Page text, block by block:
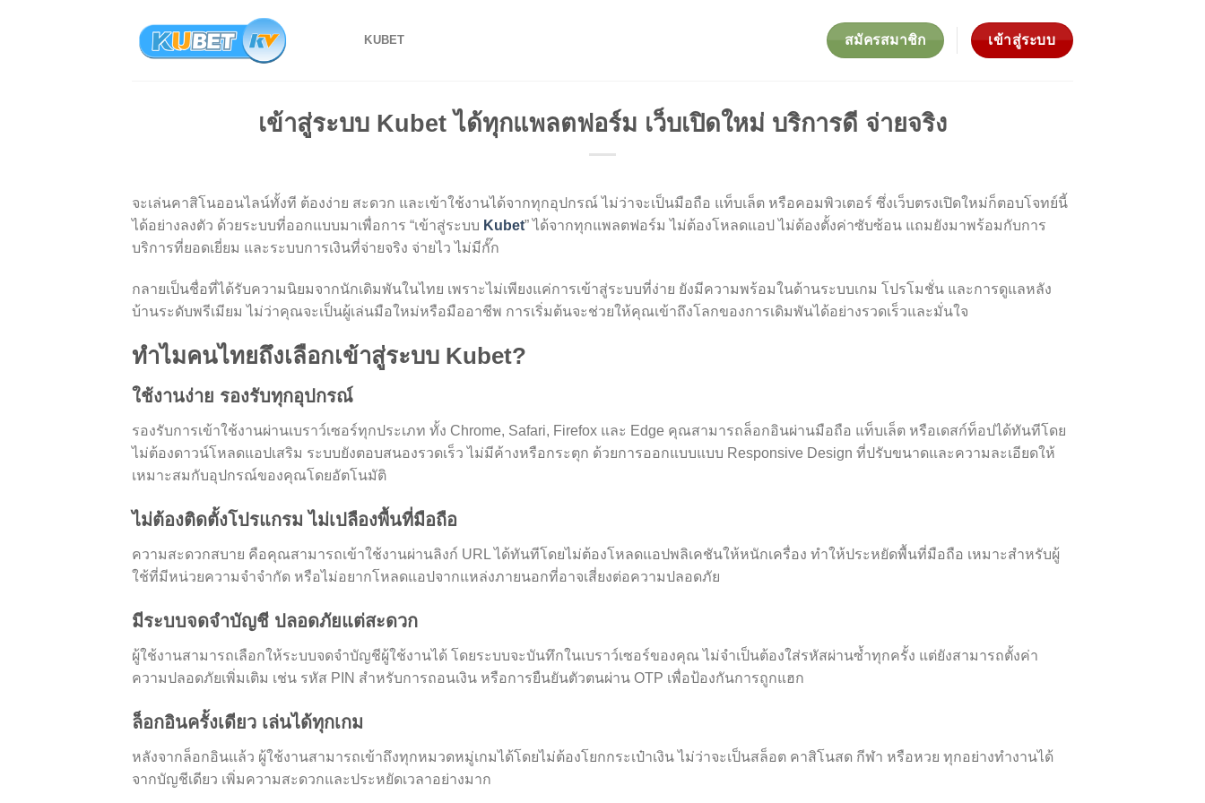
KUBET สมัครสมาชิก เข้าสู่ระบบ
เข้าสู่ระบบ Kubet ได้ทุกแพลตฟอร์ม เว็บเปิดใหม่ บริการดี จ่ายจริง
จะเล่นคาสิโนออนไลน์ทั้งที ต้องง่าย สะดวก และเข้าใช้งานได้จากทุกอุปกรณ์ ไม่ว่าจะเป็นมือถือ แท็บเล็ต หรือคอมพิวเตอร์ ซึ่งเว็บตรงเปิดใหม่ก็ตอบโจทย์นี้
ได้อย่างลงตัว ด้วยระบบที่ออกแบบมาเพื่อการ “เข้าสู่ระบบ Kubet” ได้จากทุกแพลตฟอร์ม ไม่ต้องโหลดแอป ไม่ต้องตั้งค่าซับซ้อน แถมยังมาพร้อมกับการ
บริการที่ยอดเยี่ยม และระบบการเงินที่จ่ายจริง จ่ายไว ไม่มีกั๊ก
กลายเป็นชื่อที่ได้รับความนิยมจากนักเดิมพันในไทย เพราะไม่เพียงแค่การเข้าสู่ระบบที่ง่าย ยังมีความพร้อมในด้านระบบเกม โปรโมชั่น และการดูแลหลัง
บ้านระดับพรีเมียม ไม่ว่าคุณจะเป็นผู้เล่นมือใหม่หรือมืออาชีพ การเริ่มต้นจะช่วยให้คุณเข้าถึงโลกของการเดิมพันได้อย่างรวดเร็วและมั่นใจ
ทำไมคนไทยถึงเลือกเข้าสู่ระบบ Kubet?
ใช้งานง่าย รองรับทุกอุปกรณ์
รองรับการเข้าใช้งานผ่านเบราว์เซอร์ทุกประเภท ทั้ง Chrome, Safari, Firefox และ Edge คุณสามารถล็อกอินผ่านมือถือ แท็บเล็ต หรือเดสก์ท็อปได้ทันทีโดย
ไม่ต้องดาวน์โหลดแอปเสริม ระบบยังตอบสนองรวดเร็ว ไม่มีค้างหรือกระตุก ด้วยการออกแบบแบบ Responsive Design ที่ปรับขนาดและความละเอียดให้
เหมาะสมกับอุปกรณ์ของคุณโดยอัตโนมัติ
ไม่ต้องติดตั้งโปรแกรม ไม่เปลืองพื้นที่มือถือ
ความสะดวกสบาย คือคุณสามารถเข้าใช้งานผ่านลิงก์ URL ได้ทันทีโดยไม่ต้องโหลดแอปพลิเคชันให้หนักเครื่อง ทำให้ประหยัดพื้นที่มือถือ เหมาะสำหรับผู้
ใช้ที่มีหน่วยความจำจำกัด หรือไม่อยากโหลดแอปจากแหล่งภายนอกที่อาจเสี่ยงต่อความปลอดภัย
มีระบบจดจำบัญชี ปลอดภัยแต่สะดวก
ผู้ใช้งานสามารถเลือกให้ระบบจดจำบัญชีผู้ใช้งานได้ โดยระบบจะบันทึกในเบราว์เซอร์ของคุณ ไม่จำเป็นต้องใส่รหัสผ่านซ้ำทุกครั้ง แต่ยังสามารถตั้งค่า
ความปลอดภัยเพิ่มเติม เช่น รหัส PIN สำหรับการถอนเงิน หรือการยืนยันตัวตนผ่าน OTP เพื่อป้องกันการถูกแฮก
ล็อกอินครั้งเดียว เล่นได้ทุกเกม
หลังจากล็อกอินแล้ว ผู้ใช้งานสามารถเข้าถึงทุกหมวดหมู่เกมได้โดยไม่ต้องโยกกระเป๋าเงิน ไม่ว่าจะเป็นสล็อต คาสิโนสด กีฬา หรือหวย ทุกอย่างทำงานได้
จากบัญชีเดียว เพิ่มความสะดวกและประหยัดเวลาอย่างมาก